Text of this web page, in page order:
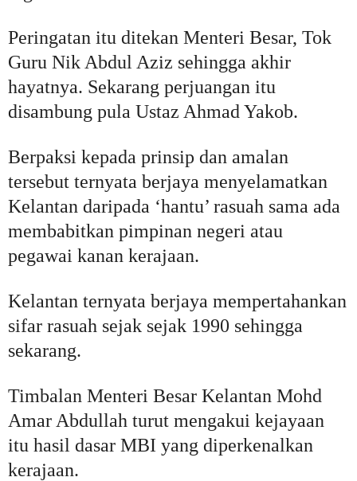
Peringatan itu ditekan Menteri Besar, Tok
Guru Nik Abdul Aziz sehingga akhir
hayatnya. Sekarang perjuangan itu
disambung pula Ustaz Ahmad Yakob.
Berpaksi kepada prinsip dan amalan
tersebut ternyata berjaya menyelamatkan
Kelantan daripada ‘hantu’ rasuah sama ada
membabitkan pimpinan negeri atau
pegawai kanan kerajaan.
Kelantan ternyata berjaya mempertahankan
sifar rasuah sejak sejak 1990 sehingga
sekarang.
Timbalan Menteri Besar Kelantan Mohd
Amar Abdullah turut mengakui kejayaan
itu hasil dasar MBI yang diperkenalkan
kerajaan.